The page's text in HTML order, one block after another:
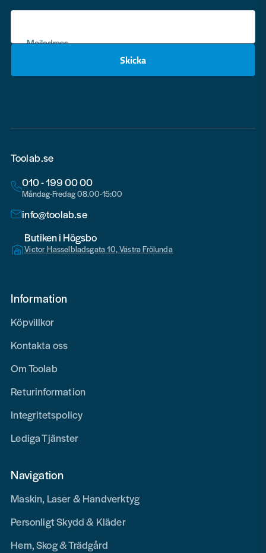
Mejladress
Skicka
Toolab.se
010 - 199 00 00
Måndag-Fredag 08.00-15:00
info@toolab.se
Butiken i Högsbo
Victor Hasselbladsgata 10, Västra Frölunda
Information
Köpvillkor
Kontakta oss
Om Toolab
Returinformation
Integritetspolicy
Lediga Tjänster
Navigation
Maskin, Laser & Handverktyg
Personligt Skydd & Kläder
Hem, Skog & Trädgård